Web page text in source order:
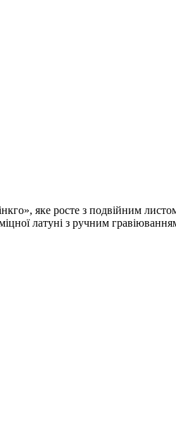
яке росте з подвійним
латуні з ручним